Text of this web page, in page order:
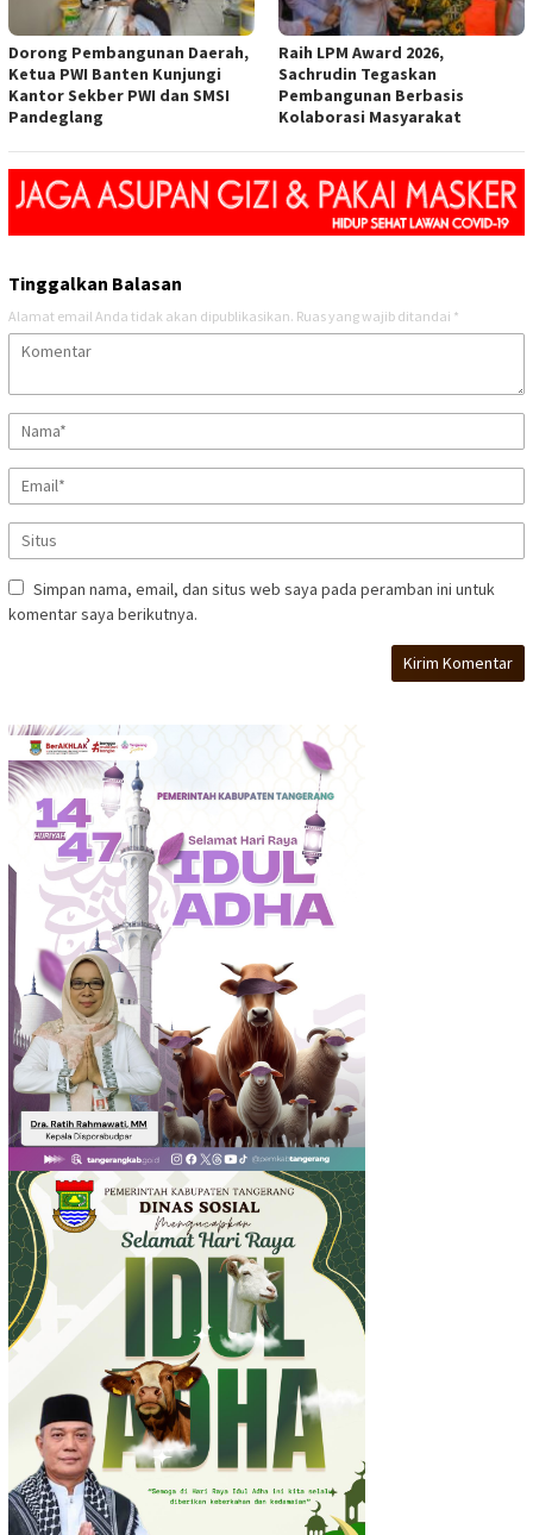
Dorong Pembangunan Daerah,
Ketua PWI Banten Kunjungi
Kantor Sekber PWI dan SMSI
Pandeglang
Raih LPM Award 2026,
Sachrudin Tegaskan
Pembangunan Berbasis
Kolaborasi Masyarakat
Tinggalkan Balasan
Alamat email Anda tidak akan dipublikasikan. Ruas yang wajib ditandai *
Simpan nama, email, dan situs web saya pada peramban ini untuk
komentar saya berikutnya.